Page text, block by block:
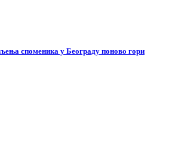
споменика у Београду поново гори